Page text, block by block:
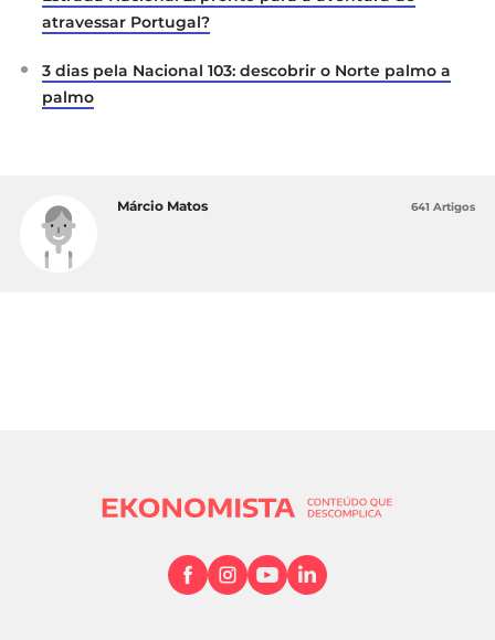
atravessar Portugal?
3 dias pela Nacional 103: descobrir o Norte palmo a
palmo
Márcio Matos 641 Artigos